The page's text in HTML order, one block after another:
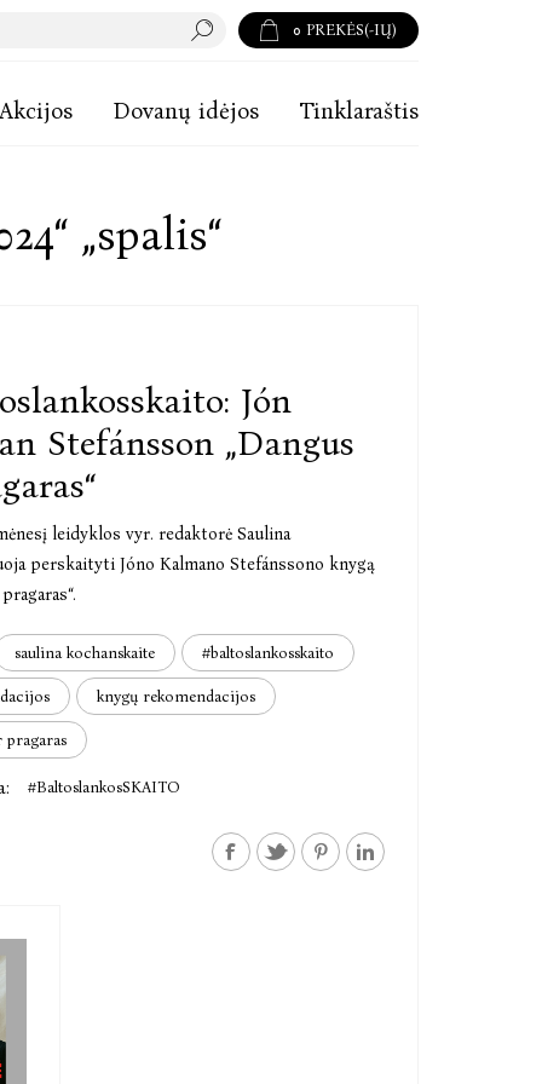
0 PREKĖS(-IŲ)
Akcijos Dovanų idėjos Tinklaraštis
„spalis“
Jón
Stefánsson „Dangus
leidyklos vyr. redaktorė Saulina
perskaityti Jóno Kalmano Stefánssono knygą
saulina kochanskaite #baltoslankosskaito
knygų rekomendacijos
pragaras
#BaltoslankosSKAITO